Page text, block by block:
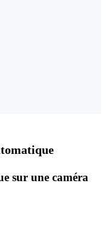
sur une caméra